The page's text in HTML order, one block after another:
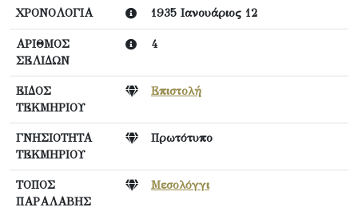
ΧΡΟΝΟΛΟΓΙΑ 1935 Ιανουάριος 12
ΑΡΙΘΜΟΣ
ΣΕΛΙΔΩΝ
4
ΕΙΔΟΣ
ΤΕΚΜΗΡΙΟΥ
Επιστολή
ΓΝΗΣΙΟΤΗΤΑ
ΤΕΚΜΗΡΙΟΥ
Πρωτότυπο
ΤΟΠΟΣ
ΠΑΡΑΛΑΒΗΣ
Μεσολόγγι